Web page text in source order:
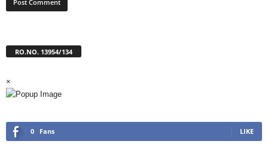
RO.NO. 13954/134
×
0 Fans LIKE